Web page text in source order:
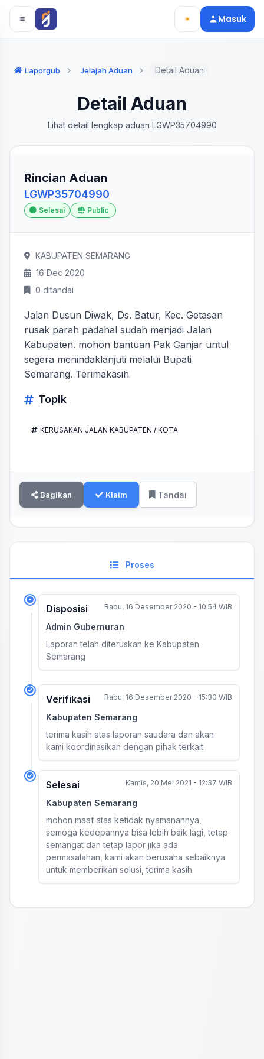
Langsung ke konten utama
Langsung ke navigasi
Masuk
Laporgub Jelajah Aduan Detail Aduan
Detail Aduan
Lihat detail lengkap aduan LGWP35704990
Rincian Aduan
LGWP35704990
Selesai Public
KABUPATEN SEMARANG
16 Dec 2020
0 ditandai
Jalan Dusun Diwak, Ds. Batur, Kec. Getasan
rusak parah padahal sudah menjadi Jalan
Kabupaten. mohon bantuan Pak Ganjar untul
segera menindaklanjuti melalui Bupati
Semarang. Terimakasih
Topik
KERUSAKAN JALAN KABUPATEN / KOTA
Bagikan Klaim Tandai
Proses
Disposisi Rabu, 16 Desember 2020 - 10:54 WIB
Admin Gubernuran
Laporan telah diteruskan ke Kabupaten
Semarang
Verifikasi Rabu, 16 Desember 2020 - 15:30 WIB
Kabupaten Semarang
terima kasih atas laporan saudara dan akan
kami koordinasikan dengan pihak terkait.
Selesai Kamis, 20 Mei 2021 - 12:37 WIB
Kabupaten Semarang
mohon maaf atas ketidak nyamanannya,
semoga kedepannya bisa lebih baik lagi, tetap
semangat dan tetap lapor jika ada
permasalahan, kami akan berusaha sebaiknya
untuk memberikan solusi, terima kasih.